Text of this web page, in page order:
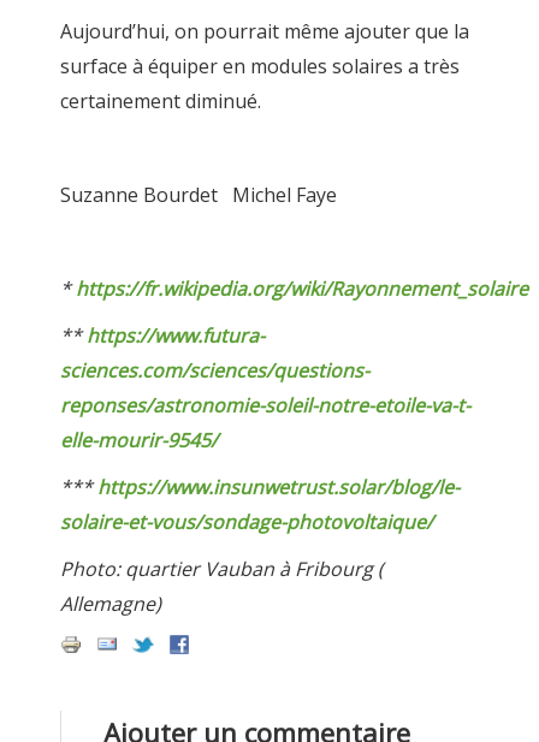
Aujourd’hui, on pourrait même ajouter que la
surface à équiper en modules solaires a très
certainement diminué.
Suzanne Bourdet Michel Faye
*https://fr.wikipedia.org/wiki/Rayonnement_solaire
**https://www.futura-
sciences.com/sciences/questions-
reponses/astronomie-soleil-notre-etoile-va-t-
elle-mourir-9545/
***https://www.insunwetrust.solar/blog/le-
solaire-et-vous/sondage-photovoltaique/
Photo: quartier Vauban à Fribourg (
Allemagne)
Ajouter un commentaire